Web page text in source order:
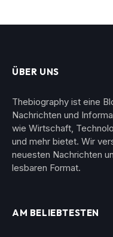
ÜBER UNS
Thebiography ist eine
Nachrichten und
wie Wirtschaft,
und mehr bietet. Wir
neuesten Nachrichten
lesbaren Format.
AM BELIEBTESTEN